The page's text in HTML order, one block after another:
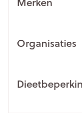
Organisaties